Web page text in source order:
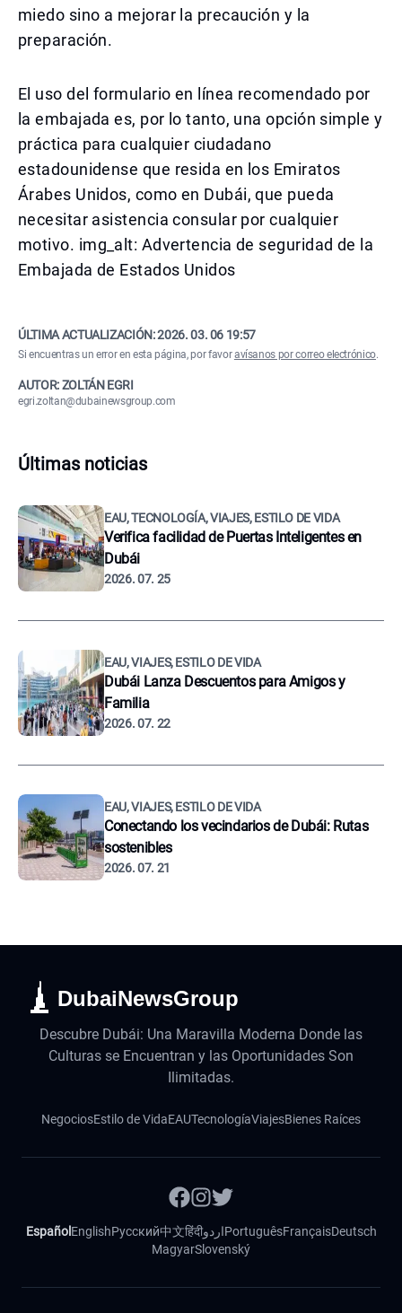
miedo sino a mejorar la precaución y la
preparación.
El uso del formulario en línea recomendado por
la embajada es, por lo tanto, una opción simple y
práctica para cualquier ciudadano
estadounidense que resida en los Emiratos
Árabes Unidos, como en Dubái, que pueda
necesitar asistencia consular por cualquier
motivo. img_alt: Advertencia de seguridad de la
Embajada de Estados Unidos
ÚLTIMA ACTUALIZACIÓN:2026. 03. 06 19:57
Si encuentras un error en esta página, por favoravísanos por correo electrónico.
AUTOR: ZOLTÁN EGRI
egri.zoltan@dubainewsgroup.com
Últimas noticias
EAU, TECNOLOGÍA, VIAJES, ESTILO DE VIDA
Verifica facilidad de Puertas Inteligentes en
Dubái
2026. 07. 25
EAU, VIAJES, ESTILO DE VIDA
Dubái Lanza Descuentos para Amigos y
Familia
2026. 07. 22
EAU, VIAJES, ESTILO DE VIDA
Conectando los vecindarios de Dubái: Rutas
sostenibles
2026. 07. 21
DubaiNewsGroup
Descubre Dubái: Una Maravilla Moderna Donde las
Culturas se Encuentran y las Oportunidades Son
Ilimitadas.
NegociosEstilo de VidaEAUTecnologíaViajesBienes Raíces
Español EnglishРусский中文हिंदीاردوPortuguêsFrançaisDeutsch
MagyarSlovenský